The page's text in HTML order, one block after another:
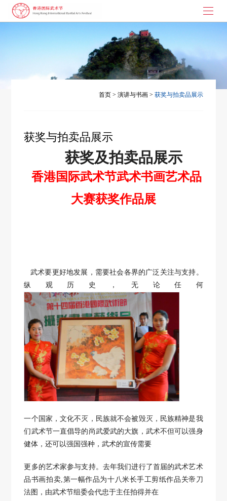
武术节起源
大枪拼刺
演讲与书画
联系我们
首页 > 演讲与书画 > 获奖与拍卖品展示
获奖与拍卖品展示
获奖及拍卖品展示
香港国际武术节武术书画艺术品
大赛获奖作品展
武术要更好地发展，需要社会各界的广泛关注与支持。
纵观历史，无论任何
一个国家，文化不灭，民族就不会被毁灭，民族精神是我
们武术节一直倡导的 尚武爱武的大旗，武术不但可以强身
健体，还可以强国强种，武术的宣传需要
更多的艺术家参与支持。去年我们进行了首届的武术艺术
品书画拍卖 第一幅作品为十八米长手工剪纸作品关帝刀
法图， 由武术节组委会代忠于主任拍得并在